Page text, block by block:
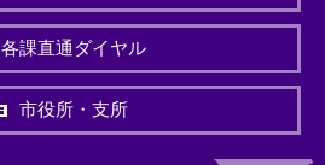
各課直通ダイヤル
市役所・支所